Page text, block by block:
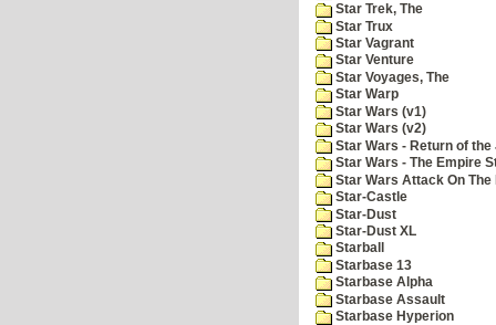
Star Trek, The
Star Trux
Star Vagrant
Star Venture
Star Voyages, The
Star Warp
Star Wars (v1)
Star Wars (v2)
Star Wars - Return of
Star Wars - The Empire
Star Wars Attack On The
Star-Castle
Star-Dust
Star-Dust XL
Starball
Starbase 13
Starbase Alpha
Starbase Assault
Starbase Hyperion